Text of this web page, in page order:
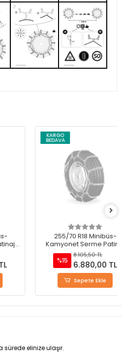
BEDAVA
255/70 R18 Minibüs-
Kamyonet Serme Patinaj
Zinciri - M220
8.105,50 TL
6.880,00 TL
Sepete Ekle
sürede elinize ulaşır.